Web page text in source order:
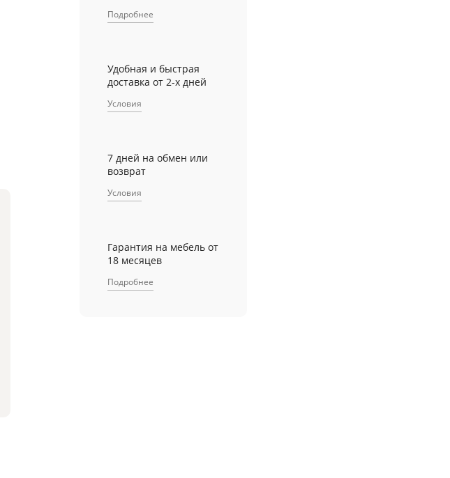
Подробнее
Удобная и быстрая
доставка от 2-х дней
Условия
7 дней на обмен или
возврат
Условия
Гарантия на мебель от
18 месяцев
Подробнее